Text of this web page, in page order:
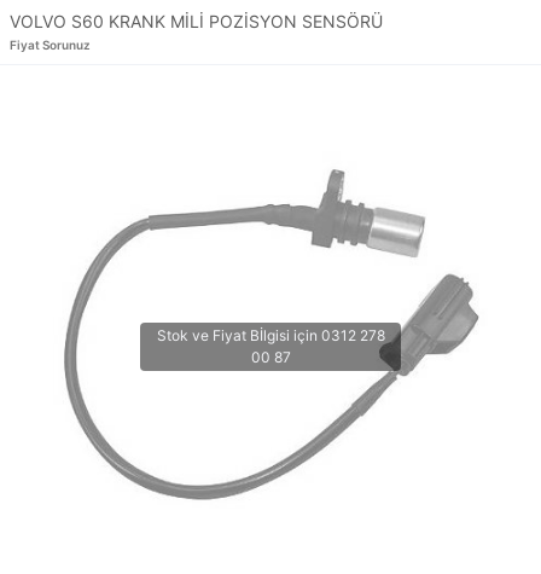
VOLVO S60 KRANK MİLİ POZİSYON SENSÖRÜ
Fiyat Sorunuz